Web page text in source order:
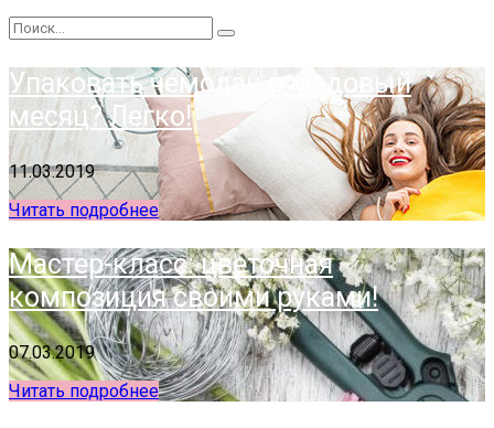
Упаковать чемодан в медовый
месяц? Легко!
11.03.2019
Читать подробнее
Мастер-класс: цветочная
композиция своими руками!
07.03.2019
Читать подробнее